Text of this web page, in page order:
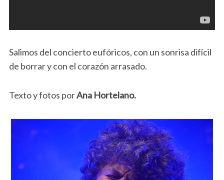
Salimos del concierto eufóricos, con un sonrisa difícil
de borrar y con el corazón arrasado.
Texto y fotos porAna Hortelano.